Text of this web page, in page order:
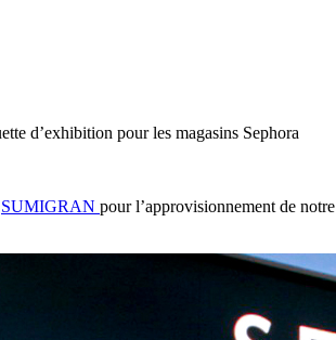
d’exhibition pour les magasins Sephora
SUMIGRAN pour l’approvisionnement de notre